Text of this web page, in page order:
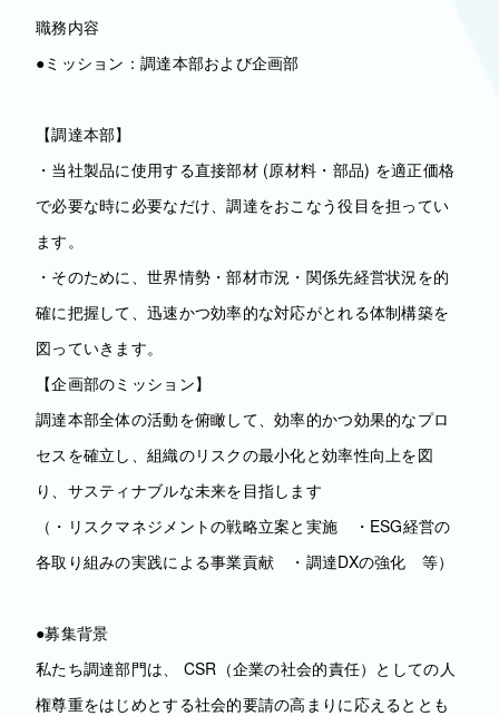
職務内容
●ミッション：調達本部および企画部
【調達本部】
・当社製品に使用する直接部材 (原材料・部品) を適正価格
で必要な時に必要なだけ、調達をおこなう役目を担ってい
ます。
・そのために、世界情勢・部材市況・関係先経営状況を的
確に把握して、迅速かつ効率的な対応がとれる体制構築を
図っていきます。
【企画部のミッション】
調達本部全体の活動を俯瞰して、効率的かつ効果的なプロ
セスを確立し、組織のリスクの最小化と効率性向上を図
り、サスティナブルな未来を目指します
（・リスクマネジメントの戦略立案と実施 ・ESG経営の
各取り組みの実践による事業貢献 ・調達DXの強化 等）
●募集背景
私たち調達部門は、 CSR（企業の社会的責任）としての人
権尊重をはじめとする社会的要請の高まりに応えるととも